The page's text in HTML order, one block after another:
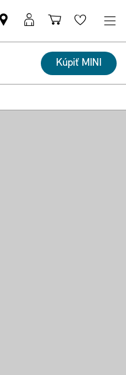
Nájsť
MINI
partnera
MyMINI
prihlásenie
Nákupný
košík
Wishlist
Kúpiť MINI